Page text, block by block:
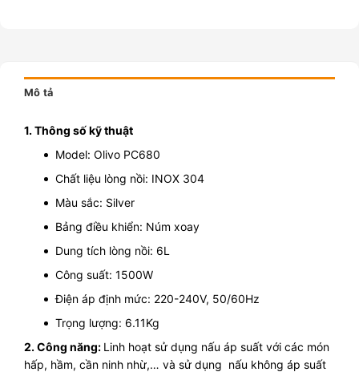
Mô tả
1. Thông số kỹ thuật
Model: Olivo PC680
Chất liệu lòng nồi: INOX 304
Màu sắc: Silver
Bảng điều khiển: Núm xoay
Dung tích lòng nồi: 6L
Công suất: 1500W
Điện áp định mức: 220-240V, 50/60Hz
Trọng lượng: 6.11Kg
2. Công năng: Linh hoạt sử dụng nấu áp suất với các món
hấp, hầm, cần ninh nhừ,… và sử dụng nấu không áp suất